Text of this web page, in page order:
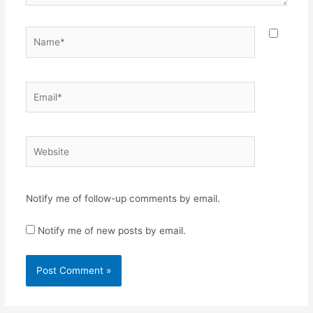
Notify me of follow-up comments by email.
Notify me of new posts by email.